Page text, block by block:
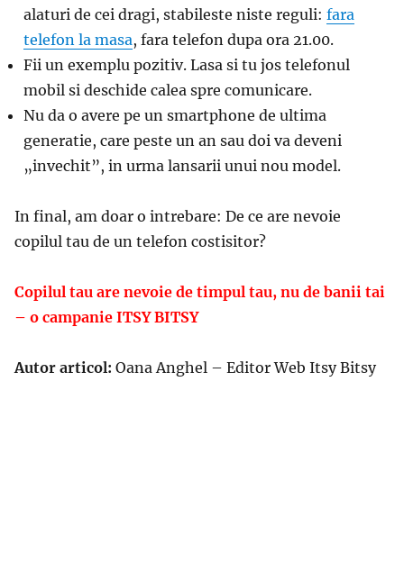
alaturi de cei dragi, stabileste niste reguli: fara
telefon la masa, fara telefon dupa ora 21.00.
Fii un exemplu pozitiv. Lasa si tu jos telefonul
mobil si deschide calea spre comunicare.
Nu da o avere pe un smartphone de ultima
generatie, care peste un an sau doi va deveni
„invechit”, in urma lansarii unui nou model.
In final, am doar o intrebare: De ce are nevoie
copilul tau de un telefon costisitor?
Copilul tau are nevoie de timpul tau, nu de banii tai
– o campanie ITSY BITSY
Autor articol: Oana Anghel – Editor Web Itsy Bitsy